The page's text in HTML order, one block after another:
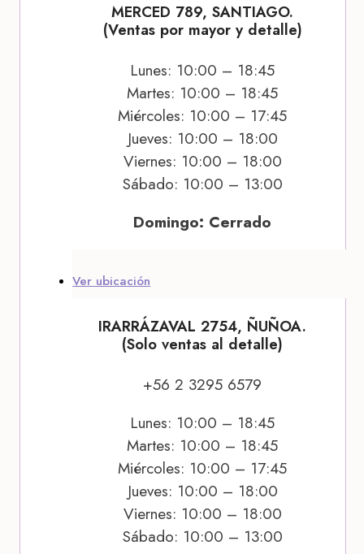
MERCED 789, SANTIAGO.
(Ventas por mayor y detalle)
Lunes: 10:00 – 18:45
Martes: 10:00 – 18:45
Miércoles: 10:00 – 17:45
Jueves: 10:00 – 18:00
Viernes: 10:00 – 18:00
Sábado: 10:00 – 13:00
Domingo: Cerrado
Ver ubicación
IRARRÁZAVAL 2754, ÑUÑOA.
(Solo ventas al detalle)
+56 2 3295 6579
Lunes: 10:00 – 18:45
Martes: 10:00 – 18:45
Miércoles: 10:00 – 17:45
Jueves: 10:00 – 18:00
Viernes: 10:00 – 18:00
Sábado: 10:00 – 13:00